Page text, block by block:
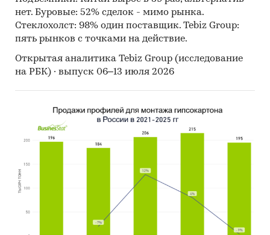
нет. Буровые: 52% сделок - мимо рынка.
Стеклохолст: 98% один поставщик. Tebiz Group:
пять рынков с точками на действие.
Открытая аналитика Tebiz Group (исследование
на РБК) · выпуск 06–13 июля 2026